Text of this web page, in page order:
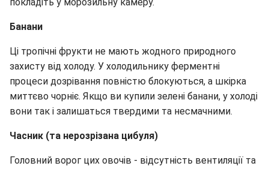
Банани
Ці тропічні фрукти не мають жодного природного
захисту від холоду. У холодильнику ферментні
процеси дозрівання повністю блокуються, а шкірка
миттєво чорніє. Якщо ви купили зелені банани, у холоді
вони так і залишаться твердими та несмачними.
Часник (та нерозрізана цибуля)
Головний ворог цих овочів - відсутність вентиляції та